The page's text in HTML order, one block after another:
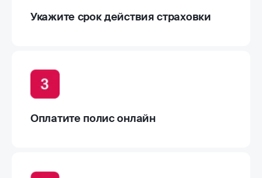
Укажите срок действия страховки
Оплатите полис онлайн